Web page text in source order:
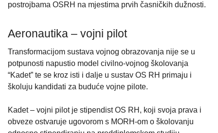
postrojbama OSRH na mjestima prvih časničkih dužnosti.
Aeronautika – vojni pilot
Transformacijom sustava vojnog obrazovanja nije se u
potpunosti napustio model civilno-vojnog školovanja
“Kadet” te se kroz isti i dalje u sustav OS RH primaju i
školuju kandidati za buduće vojne pilote.
Kadet – vojni pilot je stipendist OS RH, koji svoja prava i
obveze ostvaruje ugovorom s MORH-om o školovanju